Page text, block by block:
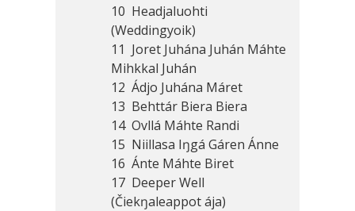
10 Headjaluohti
(Weddingyoik)
11 Joret Juhána Juhán Máhte
Mihkkal Juhán
12 Ádjo Juhána Máret
13 Behttár Biera Biera
14 Ovllá Máhte Randi
15 Niillasa Iŋgá Gáren Ánne
16 Ánte Máhte Biret
17 Deeper Well
(Čiekŋaleappot ája)